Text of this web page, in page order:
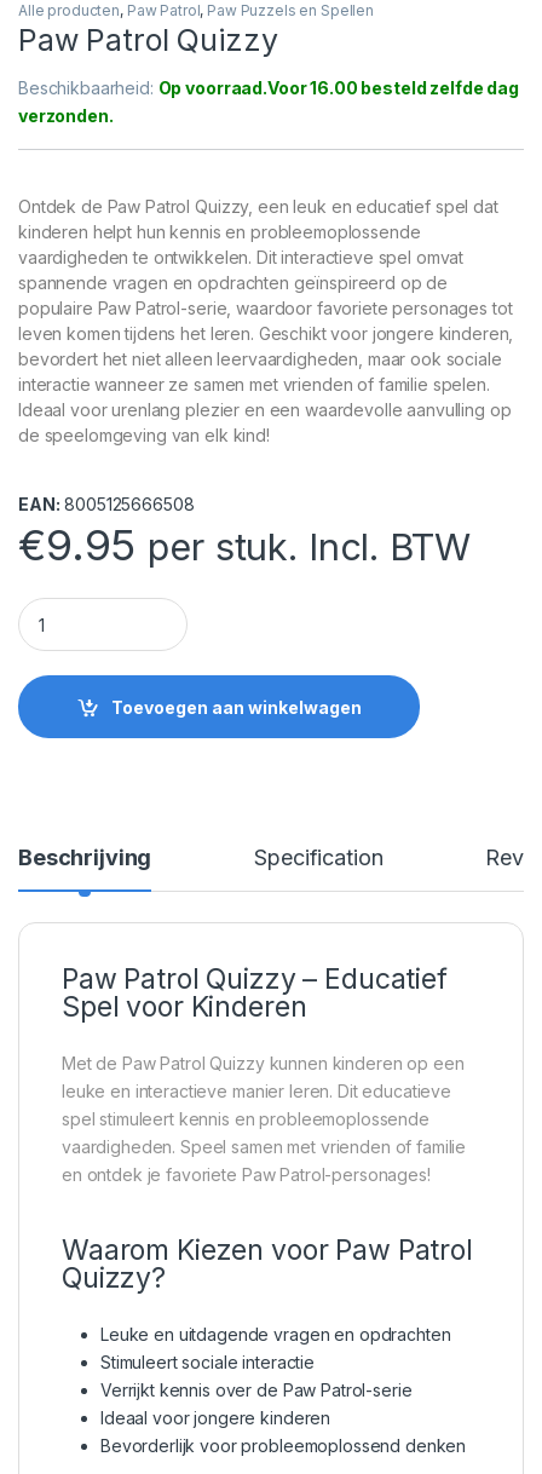
Alle producten, Paw Patrol, Paw Puzzels en Spellen
Paw Patrol Quizzy
Beschikbaarheid: Op voorraad
Ontdek de Paw Patrol Quizzy, een leuk en educatief spel dat
kinderen helpt hun kennis en probleemoplossende
vaardigheden te ontwikkelen. Dit interactieve spel omvat
spannende vragen en opdrachten geïnspireerd op de
populaire Paw Patrol-serie, waardoor favoriete personages tot
leven komen tijdens het leren. Geschikt voor jongere kinderen,
bevordert het niet alleen leervaardigheden, maar ook sociale
interactie wanneer ze samen met vrienden of familie spelen.
Ideaal voor urenlang plezier en een waardevolle aanvulling op
de speelomgeving van elk kind!
EAN: 8005125666508
€9.95 per stuk. Incl. BTW
Paw Patrol Quizzy quantity
Toevoegen aan winkelwagen
Beschrijving Specification
Paw Patrol Quizzy – Educatief
Spel voor Kinderen
Met de Paw Patrol Quizzy kunnen kinderen op een
leuke en interactieve manier leren. Dit educatieve
spel stimuleert kennis en probleemoplossende
vaardigheden. Speel samen met vrienden of familie
en ontdek je favoriete Paw Patrol-personages!
Waarom Kiezen voor Paw Patrol
Quizzy?
Leuke en uitdagende vragen en opdrachten
Stimuleert sociale interactie
Verrijkt kennis over de Paw Patrol-serie
Ideaal voor jongere kinderen
Bevorderlijk voor probleemoplossend denken